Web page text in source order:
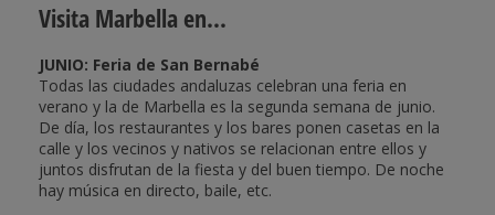
Visita Marbella en...
JUNIO: Feria de San Bernabé
Todas las ciudades andaluzas celebran una feria en
verano y la de Marbella es la segunda semana de junio.
De día, los restaurantes y los bares ponen casetas en la
calle y los vecinos y nativos se relacionan entre ellos y
juntos disfrutan de la fiesta y del buen tiempo. De noche
hay música en directo, baile, etc.